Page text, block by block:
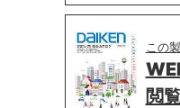
この
閲